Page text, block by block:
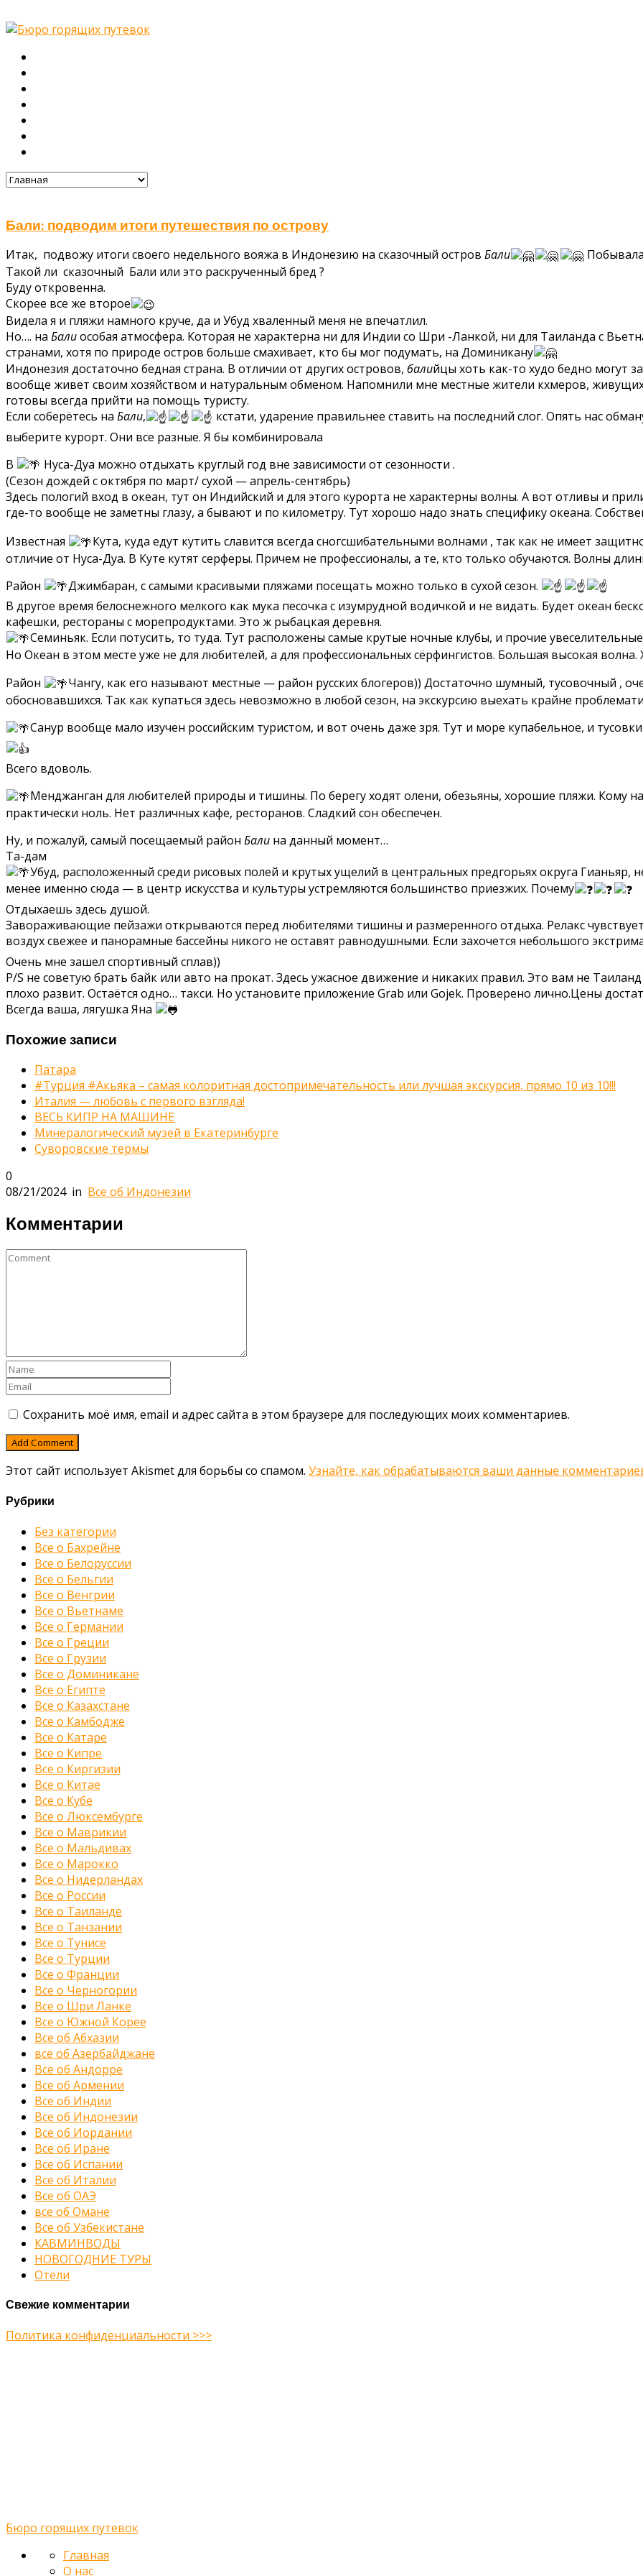
Бали: подводим итоги путешествия по острову
Итак, подвожу итоги своего недельного вояжа в Индонезию на сказочный остров Бали
Такой ли сказочный Бали или это раскрученный бред ?
Буду откровенна.
Скорее все же второе
Видела я и пляжи намного круче, да и Убуд хваленный меня не впечатлил.
Но…. на Балиособая атмосфера. Которая не характерна ни для Индии со Шри -Ланкой, ни для Таиланда с
странами, хотя по природе остров больше смахивает, кто бы мог подумать, на Доминикану
Индонезия достаточно бедная страна. В отличии от других островов, балийцы хоть как-то худо бедно могут
вообще живет своим хозяйством и натуральным обменом. Напомнили мне местные жители кхмеров,
готовы всегда прийти на помощь туристу.
Если соберётесь на Бали,
кстати, ударение правильнее ставить на последний слог. Опять нас
выберите курорт. Они все разные. Я бы комбинировала
В
Нуса-Дуа можно отдыхать круглый год вне зависимости от сезонности .
(Сезон дождей с октября по март/ сухой — апрель-сентябрь)
Здесь пологий вход в океан, тут он Индийский и для этого курорта не характерны волны. А вот отливы и
где-то вообще не заметны глазу, а бывают и по километру. Тут хорошо надо знать специфику океана.
Известная
Кута, куда едут кутить славится всегда сногсшибательными волнами , так как не имеет
отличие от Нуса-Дуа. В Куте кутят серферы. Причем не профессионалы, а те, кто только обучаются. Волны
Район
Джимбаран, с самыми красивыми пляжами посещать можно только в сухой сезон.
В другое время белоснежного мелкого как мука песочка с изумрудной водичкой и не видать. Будет океан
кафешки, рестораны с морепродуктами. Это ж рыбацкая деревня.
Семиньяк. Если потусить, то туда. Тут расположены самые крутые ночные клубы, и прочие
Но Океан в этом месте уже не для любителей, а для профессиональных сёрфингистов. Большая высокая волна.
Район
Чангу, как его называют местные — район русских блогеров)) Достаточно шумный, тусовочный ,
обосновавшихся. Так как купаться здесь невозможно в любой сезон, на экскурсию выехать крайне
Санур вообще мало изучен российским туристом, и вот очень даже зря. Тут и море купабельное, и
Всего вдоволь.
Менджанган для любителей природы и тишины. По берегу ходят олени, обезьяны, хорошие пляжи. Кому
практически ноль. Нет различных кафе, ресторанов. Сладкий сон обеспечен.
Ну, и пожалуй, самый посещаемый район Бали на данный момент…
Та-дам
Убуд, расположенный среди рисовых полей и крутых ущелий в центральных предгорьях округа Гианьяр,
менее именно сюда — в центр искусства и культуры устремляются большинство приезжих. Почему
Отдыхаешь здесь душой.
Завораживающие пейзажи открываются перед любителями тишины и размеренного отдыха. Релакс
воздух свежее и панорамные бассейны никого не оставят равнодушными. Если захочется небольшого
Очень мне зашел спортивный сплав))
P/S не советую брать байк или авто на прокат. Здесь ужасное движение и никаких правил. Это вам не
плохо развит. Остаётся одно… такси. Но установите приложение Grab или Gojek. Проверено лично.Цены
Всегда ваша, лягушка Яна
Похожие записи
Патара
#Турция #Акьяка – самая колоритная достопримечательность или лучшая экскурсия, прямо 10 из 10!!!
Италия — любовь с первого взгляда!
ВЕСЬ КИПР НА МАШИНЕ
Минералогический музей в Екатеринбурге
Суворовские термы
0
08/21/2024in Все об Индонезии
Комментарии
Сохранить моё имя, email и адрес сайта в этом браузере для последующих моих комментариев.
Этот сайт использует Akismet для борьбы со спамом. Узнайте, как обрабатываются ваши данные
Рубрики
Без категории
Все о Бахрейне
Все о Белоруссии
Все о Бельгии
Все о Венгрии
Все о Вьетнаме
Все о Германии
Все о Греции
Все о Грузии
Все о Доминикане
Все о Египте
Все о Казахстане
Все о Камбодже
Все о Катаре
Все о Кипре
Все о Киргизии
Все о Китае
Все о Кубе
Все о Люксембурге
Все о Маврикии
Все о Мальдивах
Все о Марокко
Все о Нидерландах
Все о России
Все о Таиланде
Все о Танзании
Все о Тунисе
Все о Турции
Все о Франции
Все о Черногории
Все о Шри Ланке
Все о Южной Корее
Все об Абхазии
все об Азербайджане
Все об Андорре
Все об Армении
Все об Индии
Все об Индонезии
Все об Иордании
Все об Иране
Все об Испании
Все об Италии
Все об ОАЭ
все об Омане
Все об Узбекистане
КАВМИНВОДЫ
НОВОГОДНИЕ ТУРЫ
Отели
Свежие комментарии
Политика конфиденциальности >>>
Бюро горящих путевок
Главная
О нас